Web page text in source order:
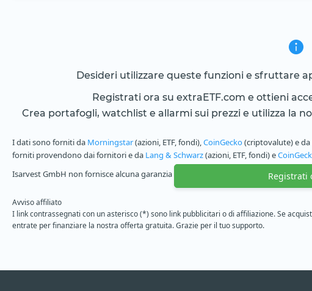
Desideri utilizzare queste funzioni e sfruttare
Registrati ora su extraETF.com e ottieni
Crea portafogli, watchlist e allarmi sui prezzi e utilizza la
Registrati
I dati sono forniti da Morningstar(azioni, ETF, fondi),CoinGecko(criptovalute) e da
forniti provendono dai fornitori e da Lang & Schwarz(azioni, ETF, fondi) e
Isarvest GmbH non fornisce alcuna garanzia sulle informazioni e sulla completezza
Avviso affiliato
I link contrassegnati con un asterisco (*) sono link pubblicitari o di affiliazione. Se
entrate per finanziare la nostra offerta gratuita. Grazie per il tuo supporto.